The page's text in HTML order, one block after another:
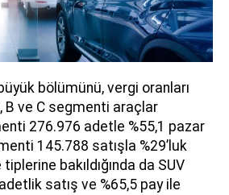
bölümünü, vergi oranları
B ve C segmenti araçlar
276.976 adetle %55,1 pazar
145.788 satışla %29’luk
bakıldığında da SUV
satış ve %65,5 pay ile